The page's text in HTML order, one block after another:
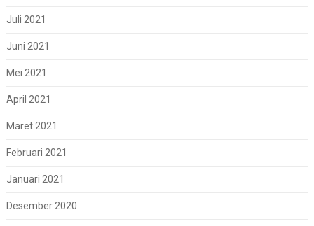
Juli 2021
Juni 2021
Mei 2021
April 2021
Maret 2021
Februari 2021
Januari 2021
Desember 2020